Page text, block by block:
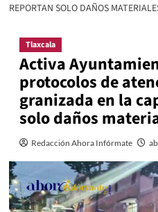
REPORTAN SOLO DAÑOS
Tlaxcala
Activa
protocolos de
granizada en la
solo daños
Redacción Ahora Infórmate